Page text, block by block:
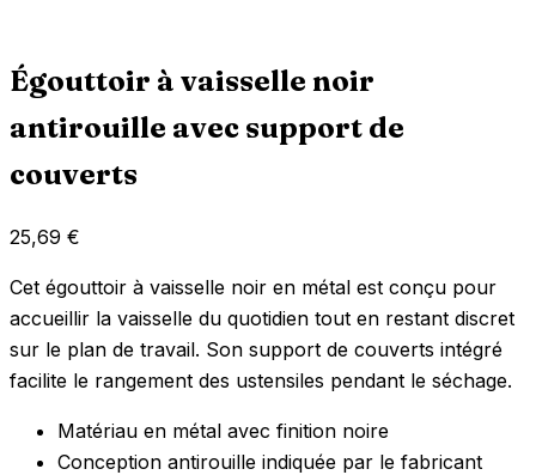
Égouttoir à vaisselle noir
antirouille avec support de
couverts
25,69 €
Cet égouttoir à vaisselle noir en métal est conçu pour
accueillir la vaisselle du quotidien tout en restant discret
sur le plan de travail. Son support de couverts intégré
facilite le rangement des ustensiles pendant le séchage.
Matériau en métal avec finition noire
Conception antirouille indiquée par le fabricant